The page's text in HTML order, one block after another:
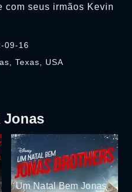
09-16
Texas, USA
com seus irmãos Kevin
Jonas
Um Natal Bem Jonas